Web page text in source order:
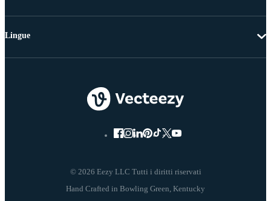
© 2026 Eezy LLC Tutti i diritti riservati
Lingue